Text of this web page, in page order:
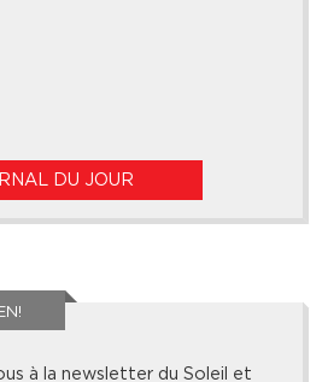
DU JOUR
à la newsletter du Soleil et